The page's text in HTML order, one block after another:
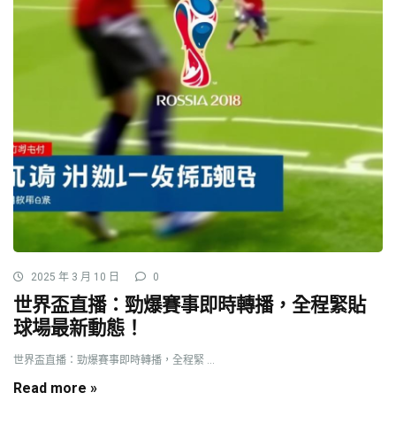
2025 年 3 月 10 日 0
世界盃直播：勁爆賽事即時轉播，全程緊貼
球場最新動態！
世界盃直播：勁爆賽事即時轉播，全程緊 ...
Read more »